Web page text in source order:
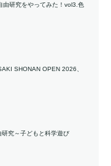
由研究をやってみた！vol3.色
SHONAN OPEN 2026、
究～子どもと科学遊び